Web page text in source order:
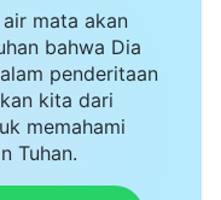
akan benar-
sebenarnya."
aku sebenarnya
siapa pun.
mata akan
bahwa Dia
penderitaan
kita dari
memahami
Tuhan.